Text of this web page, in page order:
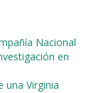
Nacional
en
una Virginia